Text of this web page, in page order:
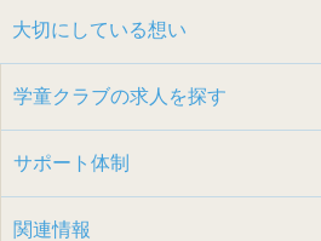
大切にしている想い
学童クラブの求人を探す
サポート体制
関連情報